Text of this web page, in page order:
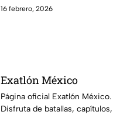
momentos exclusivos, últimas
16 febrero, 2026
Exatlón México
Página oficial Exatlón México.
Disfruta de batallas, capítulos,